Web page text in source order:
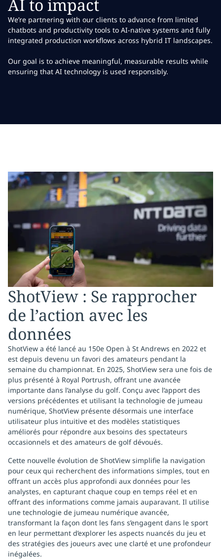
AI to impact
We’re partnering with our clients to advance from limited
chatbots and productivity tools to AI-native systems and fully
integrated production workflows across hybrid IT landscapes.
Our goal is to achieve meaningful, measurable results while
ensuring that AI technology is used responsibly.
ShotView : Se rapprocher
de l’action avec les
données
ShotView a été lancé au 150e Open à St Andrews en 2022 et
est depuis devenu un favori des amateurs pendant la
semaine du championnat. En 2025, ShotView sera une fois de
plus présenté à Royal Portrush, offrant une avancée
importante dans l’analyse du golf. Conçu avec l’apport des
versions précédentes et utilisant la technologie de jumeau
numérique, ShotView présente désormais une interface
utilisateur plus intuitive et des modèles statistiques
améliorés pour répondre aux besoins des spectateurs
occasionnels et des amateurs de golf dévoués.
Cette nouvelle évolution de ShotView simplifie la navigation
pour ceux qui recherchent des informations simples, tout en
offrant un accès plus approfondi aux données pour les
analystes, en capturant chaque coup en temps réel et en
offrant des informations comme jamais auparavant. Il utilise
une technologie de jumeau numérique avancée,
transformant la façon dont les fans s’engagent dans le sport
en leur permettant d’explorer les aspects nuancés du jeu et
des stratégies des joueurs avec une clarté et une profondeur
inégalées.